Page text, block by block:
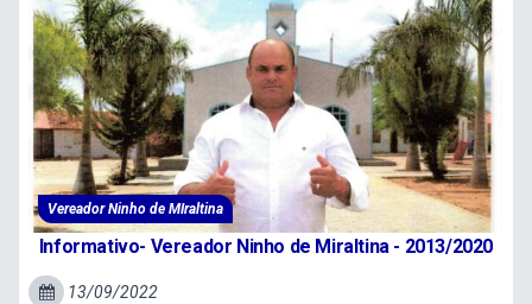
Vereador Ninho de MIraltina
Informativo- Vereador Ninho de Miraltina - 2013/2020
13/09/2022